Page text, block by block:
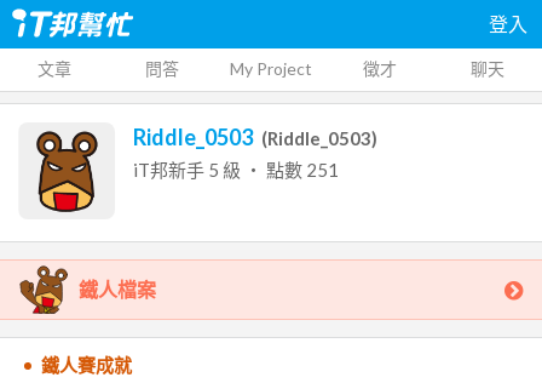
登入
文章 問答 My Project 徵才 聊天
Riddle_0503 (Riddle_0503)
iT邦新手 5 級 ‧ 點數 251
鐵人檔案
鐵人賽成就